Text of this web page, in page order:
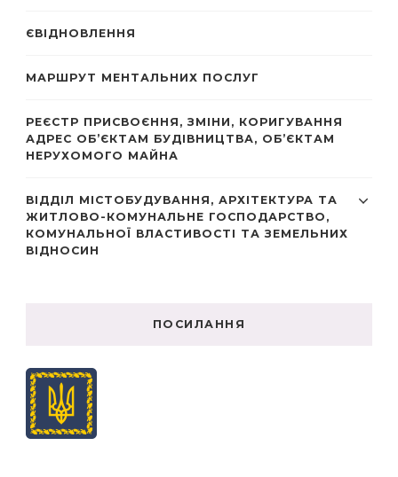
ЄВІДНОВЛЕННЯ
МАРШРУТ МЕНТАЛЬНИХ ПОСЛУГ
РЕЄСТР ПРИСВОЄННЯ, ЗМІНИ, КОРИГУВАННЯ
АДРЕС ОБ’ЄКТАМ БУДІВНИЦТВА, ОБ’ЄКТАМ
НЕРУХОМОГО МАЙНА
ВІДДІЛ МІСТОБУДУВАННЯ, АРХІТЕКТУРА ТА
ЖИТЛОВО-КОМУНАЛЬНЕ ГОСПОДАРСТВО,
КОМУНАЛЬНОЇ ВЛАСТИВОСТІ ТА ЗЕМЕЛЬНИХ
ВІДНОСИН
ПОСИЛАННЯ